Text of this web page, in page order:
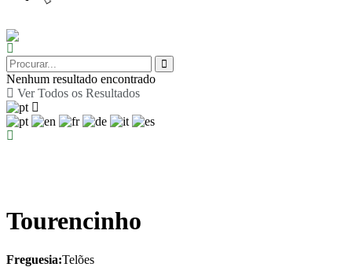
Nenhum resultado encontrado
Ver Todos os Resultados
Tourencinho
Freguesia:Telões